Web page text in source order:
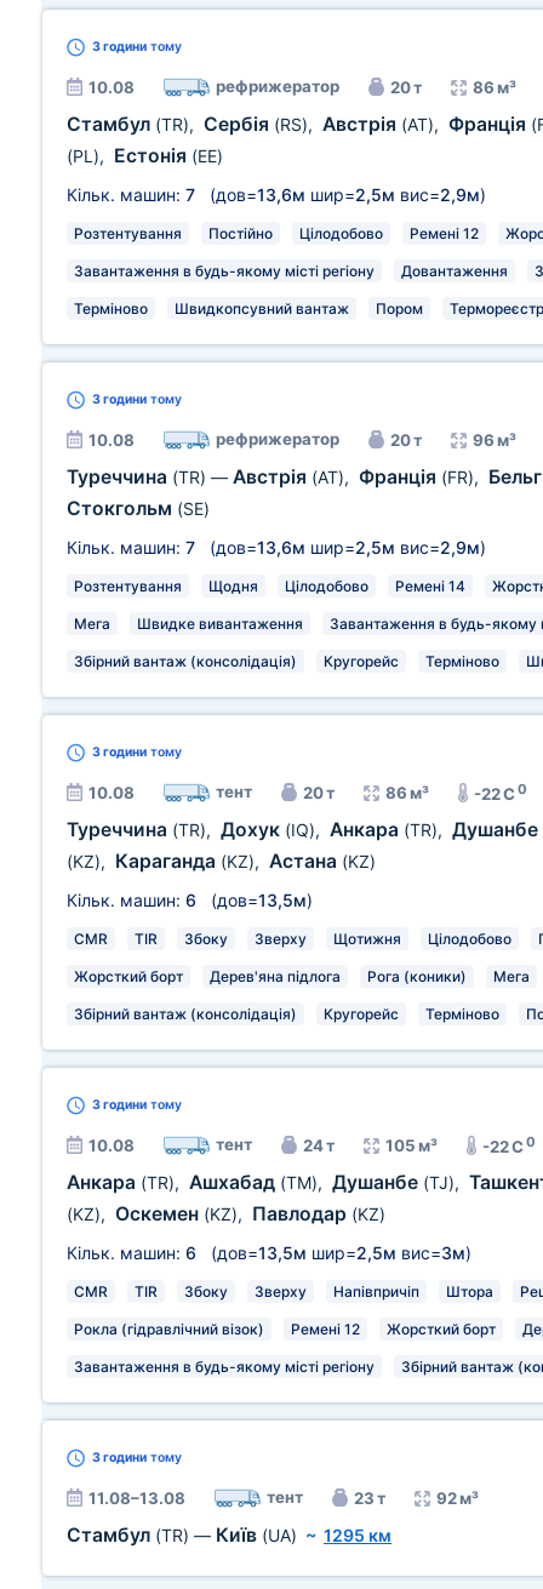
3 години тому
10.08 рефрижератор 20 т 86 м³
Стамбул (TR), Сербія (RS), Австрія (AT), Франція
(PL), Естонія (EE)
Кільк. машин: 7 (дов=13,6м шир=2,5м вис=2,9м)
Розтентування Постійно Цілодобово Ремені 12
Завантаження в будь-якому місті регіону Довантаження
Терміново Швидкопсувний вантаж Пором
3 години тому
10.08 рефрижератор 20 т 96 м³
Туреччина (TR) — Австрія (AT), Франція (FR),
Стокгольм (SE)
Кільк. машин: 7 (дов=13,6м шир=2,5м вис=2,9м)
Розтентування Щодня Цілодобово Ремені 14
Мега Швидке вивантаження Завантаження в будь-якому
Збірний вантаж (консолідація) Кругорейс Терміново
3 години тому
10.08 тент 20 т 86 м³ -22 C0
Туреччина (TR), Дохук (IQ), Анкара (TR), Душанбе
(KZ), Караганда (KZ), Астана (KZ)
Кільк. машин: 6 (дов=13,5м)
CMR TIR Збоку Зверху Щотижня Цілодобово
Жорсткий борт Дерев'яна підлога Рога (коники) Мега
Збірний вантаж (консолідація) Кругорейс Терміново
3 години тому
10.08 тент 24 т 105 м³ -22 C0
Анкара (TR), Ашхабад (TM), Душанбе (TJ),
(KZ), Оскемен (KZ), Павлодар (KZ)
Кільк. машин: 6 (дов=13,5м шир=2,5м вис=3м)
CMR TIR Збоку Зверху Напівпричіп Штора
Рокла (гідравлічний візок) Ремені 12 Жорсткий борт
Завантаження в будь-якому місті регіону Збірний вантаж
3 години тому
11.08–13.08 тент 23 т 92 м³
Стамбул (TR) — Київ (UA) ~ 1295 км